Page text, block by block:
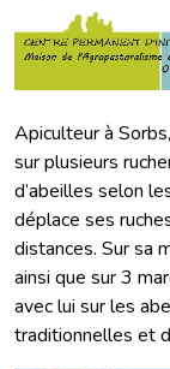
Apiculteur à
sur plusieurs
d’abeilles selon
déplace ses
distances. Sur sa
ainsi que sur 3
avec lui sur les
traditionnelles et